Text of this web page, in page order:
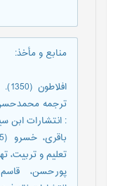
منابع و مأخذ:
ترجمه
: انتشارات ابن
تعلیم و تربیت،